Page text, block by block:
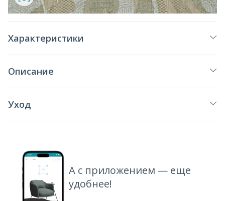
Характеристики
Описание
Уход
А с приложением — еще
удобнее!